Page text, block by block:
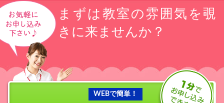
まずは教室の雰囲気を覗
きに来ませんか？
WEBで簡単！